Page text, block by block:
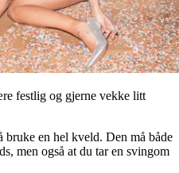
festlig og gjerne vekke litt
en hel kveld. Den må både
men også at du tar en svingom